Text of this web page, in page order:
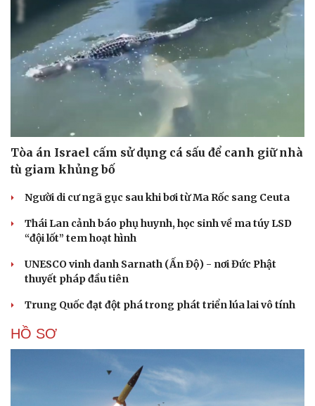
Podcast
Tòa án Israel cấm sử dụng cá sấu để canh giữ nhà
tù giam khủng bố
Người di cư ngã gục sau khi bơi từ Ma Rốc sang Ceuta
Thái Lan cảnh báo phụ huynh, học sinh về ma túy LSD
“đội lốt” tem hoạt hình
UNESCO vinh danh Sarnath (Ấn Độ) - nơi Đức Phật
thuyết pháp đầu tiên
Trung Quốc đạt đột phá trong phát triển lúa lai vô tính
HỒ SƠ